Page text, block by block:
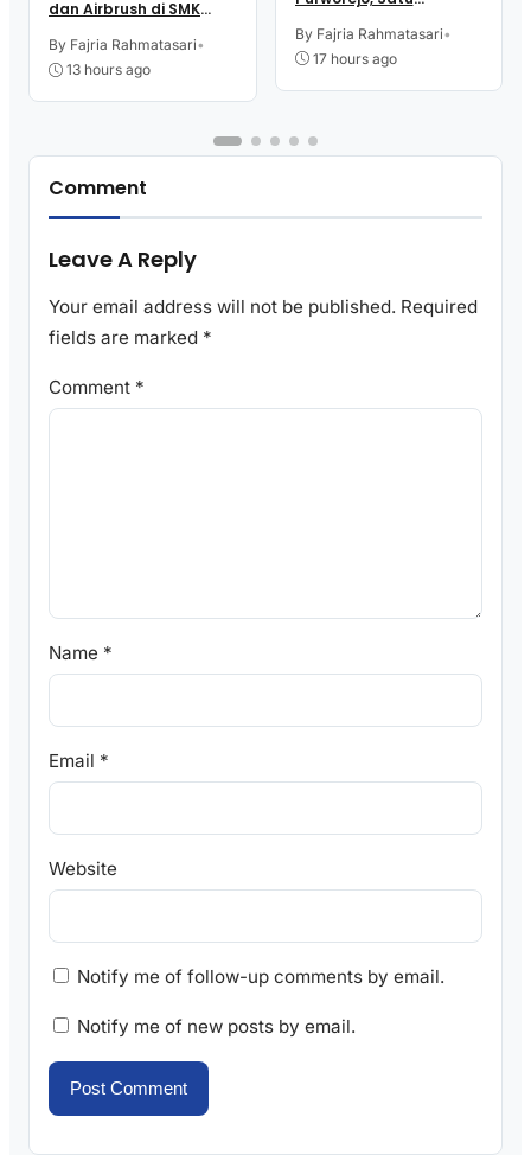
dan Airbrush di SMK
Kutoarjo
By Fajria Rahmatasari•
13 hours ago
Tulang, Petugas
Damkar Sesak Nafas
By Fajria Rahmatasari•
17 hours ago
Comment
Leave A Reply
Your email address will not be published. Required
fields are marked *
Comment *
Name *
Email *
Website
Notify me of follow-up comments by email.
Notify me of new posts by email.